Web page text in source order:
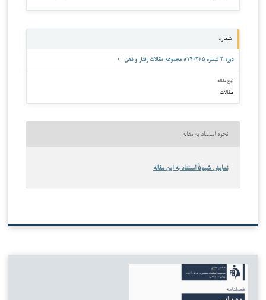
شماره
دوره ۳ شماره ۵ (۱۴۰۳): مجموعه مقالات رفتار و ذهن
نوع مقاله
مقالات
نحوه استناد به مقاله
نمایش شیوهٔ استناد به این مقاله